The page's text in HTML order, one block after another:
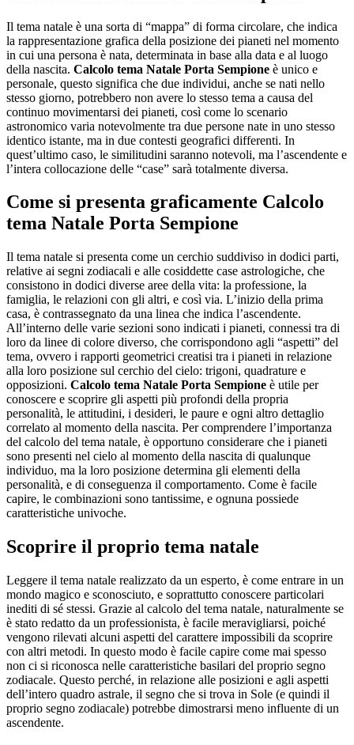
Il tema natale è una sorta di “mappa” di forma circolare, che indica
la rappresentazione grafica della posizione dei pianeti nel momento
in cui una persona è nata, determinata in base alla data e al luogo
della nascita. Calcolo tema Natale Porta Sempione è unico e
personale, questo significa che due individui, anche se nati nello
stesso giorno, potrebbero non avere lo stesso tema a causa del
continuo movimentarsi dei pianeti, così come lo scenario
astronomico varia notevolmente tra due persone nate in uno stesso
identico istante, ma in due contesti geografici differenti. In
quest’ultimo caso, le similitudini saranno notevoli, ma l’ascendente e
l’intera collocazione delle “case” sarà totalmente diversa.
Come si presenta graficamente Calcolo
tema Natale Porta Sempione
Il tema natale si presenta come un cerchio suddiviso in dodici parti,
relative ai segni zodiacali e alle cosiddette case astrologiche, che
consistono in dodici diverse aree della vita: la professione, la
famiglia, le relazioni con gli altri, e così via. L’inizio della prima
casa, è contrassegnato da una linea che indica l’ascendente.
All’interno delle varie sezioni sono indicati i pianeti, connessi tra di
loro da linee di colore diverso, che corrispondono agli “aspetti” del
tema, ovvero i rapporti geometrici creatisi tra i pianeti in relazione
alla loro posizione sul cerchio del cielo: trigoni, quadrature e
opposizioni. Calcolo tema Natale Porta Sempione è utile per
conoscere e scoprire gli aspetti più profondi della propria
personalità, le attitudini, i desideri, le paure e ogni altro dettaglio
correlato al momento della nascita. Per comprendere l’importanza
del calcolo del tema natale, è opportuno considerare che i pianeti
sono presenti nel cielo al momento della nascita di qualunque
individuo, ma la loro posizione determina gli elementi della
personalità, e di conseguenza il comportamento. Come è facile
capire, le combinazioni sono tantissime, e ognuna possiede
caratteristiche univoche.
Scoprire il proprio tema natale
Leggere il tema natale realizzato da un esperto, è come entrare in un
mondo magico e sconosciuto, e soprattutto conoscere particolari
inediti di sé stessi. Grazie al calcolo del tema natale, naturalmente se
è stato redatto da un professionista, è facile meravigliarsi, poiché
vengono rilevati alcuni aspetti del carattere impossibili da scoprire
con altri metodi. In questo modo è facile capire come mai spesso
non ci si riconosca nelle caratteristiche basilari del proprio segno
zodiacale. Questo perché, in relazione alle posizioni e agli aspetti
dell’intero quadro astrale, il segno che si trova in Sole (e quindi il
proprio segno zodiacale) potrebbe dimostrarsi meno influente di un
ascendente.